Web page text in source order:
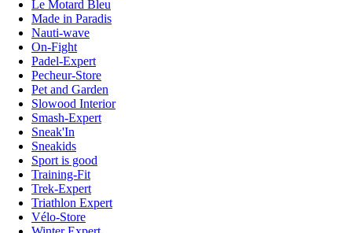
Le Motard Bleu
Made in Paradis
Nauti-wave
On-Fight
Padel-Expert
Pecheur-Store
Pet and Garden
Slowood Interior
Smash-Expert
Sneak'In
Sneakids
Sport is good
Training-Fit
Trek-Expert
Triathlon Expert
Vélo-Store